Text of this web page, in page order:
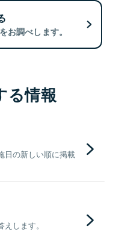
お調べします。
る情報
日の新しい順に掲載
します。